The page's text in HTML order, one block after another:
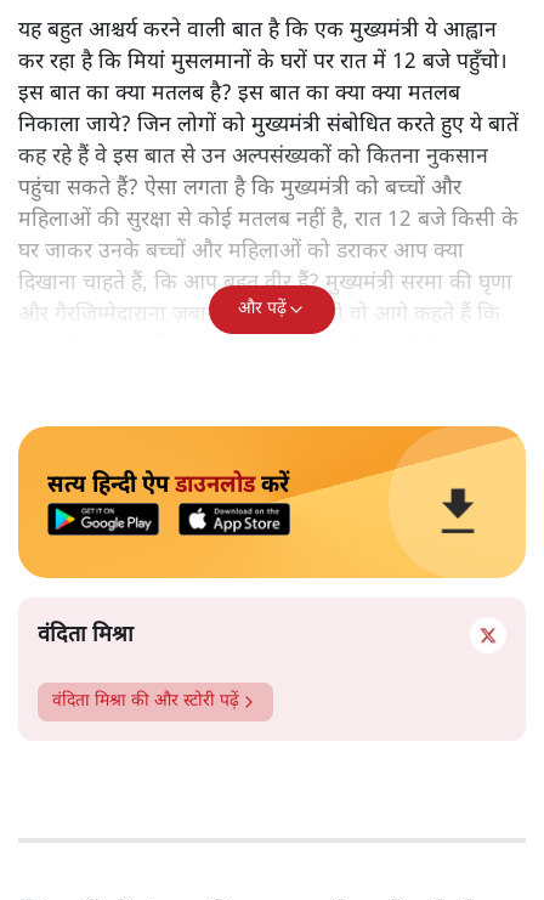
यह बहुत आश्चर्य करने वाली बात है कि एक मुख्यमंत्री ये आह्वान
कर रहा है कि मियांं मुसलमानों के घरों पर रात में 12 बजे पहुँचो।
इस बात का क्या मतलब है? इस बात का क्या क्या मतलब
निकाला जाये? जिन लोगों को मुख्यमंत्री संबोधित करते हुए ये बातें
कह रहे हैं वे इस बात से उन अल्पसंख्यकों को कितना नुकसान
पहुंचा सकते हैं? ऐसा लगता है कि मुख्यमंत्री को बच्चों और
महिलाओं की सुरक्षा से कोई मतलब नहीं है, रात 12 बजे किसी के
घर जाकर उनके बच्चों और महिलाओं को डराकर आप क्या
दिखाना चाहते हैं, कि आप बहुत वीर हैं? मुख्यमंत्री सरमा की घृणा
और गैरजिम्मेदाराना ज़बान यहीं नहीं रुकती वो आगे कहते हैं कि
और पढ़ें
सत्य हिन्दी ऐपडाउनलोडकरें
वंदिता मिश्रा
वंदिता मिश्रा की और स्टोरी पढ़ें